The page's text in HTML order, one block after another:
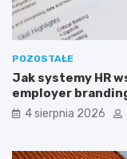
POZOSTAŁE
Jak systemy HR
employer
4 sierpnia 2026